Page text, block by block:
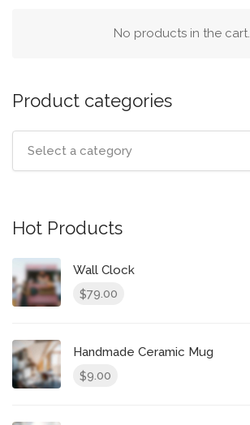
No products in the cart.
Product categories
Select a category
Hot Products
Wall Clock
$79.00
Handmade Ceramic Mug
$9.00